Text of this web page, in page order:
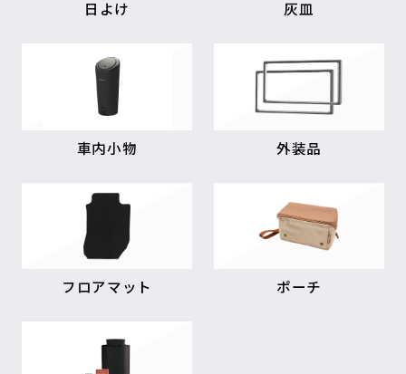
日よけ 灰皿
車内小物 外装品
フロアマット ポーチ